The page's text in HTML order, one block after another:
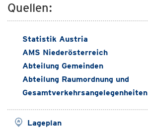
Quellen:
Statistik Austria
AMS Niederösterreich
Abteilung Gemeinden
Abteilung Raumordnung und
Gesamtverkehrsangelegenheiten
Lageplan